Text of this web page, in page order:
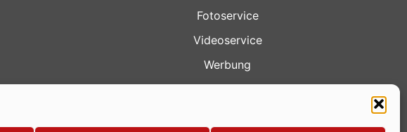
Fotoservice
Videoservice
Werbung